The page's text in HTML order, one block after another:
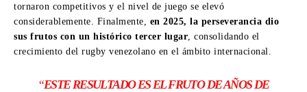
tornaron competitivos y el nivel de juego se elevó
considerablemente. Finalmente, en 2025, la perseverancia dio
sus frutos con un histórico tercer lugar , consolidando el
crecimiento del rugby venezolano en el ámbito internacional.
“ESTE RESULTADO ES EL FRUTO DE AÑOS DE